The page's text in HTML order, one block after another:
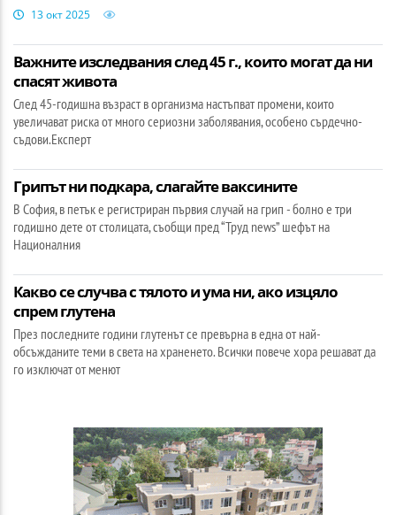
13 окт 2025
Важните изследвания след 45 г., които могат да ни
спасят живота
След 45-годишна възраст в организма настъпват промени, които
увеличават риска от много сериозни заболявания, особено сърдечно-
съдови.Експерт
Грипът ни подкара, слагайте ваксините
В София, в петък е регистриран първия случай на грип - болно е три
годишно дете от столицата, съобщи пред “Труд news” шефът на
Националния
Какво се случва с тялото и ума ни, ако изцяло
спрем глутена
През последните години глутенът се превърна в една от най-
обсъжданите теми в света на храненето. Всички повече хора решават да
го изключат от менют